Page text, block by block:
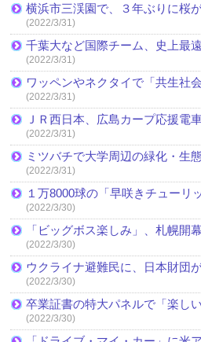
横浜市三渓園で、３年ぶりに桜
(2022/3/31)
千葉大など国際チーム、史上最
(2022/3/31)
ワッペンやネクタイで「共生社
(2022/3/31)
ＪＲ西日本、広島カープ応援電
(2022/3/31)
ミツバチで大学周辺の緑化・生
(2022/3/31)
１万8000球の「早咲きチューリ
(2022/3/30)
「ビッグボス楽しみ」、札幌開
(2022/3/30)
ウクライナ避難民に、日本財団
(2022/3/30)
卒業証書の特大パネルで「楽し
(2022/3/30)